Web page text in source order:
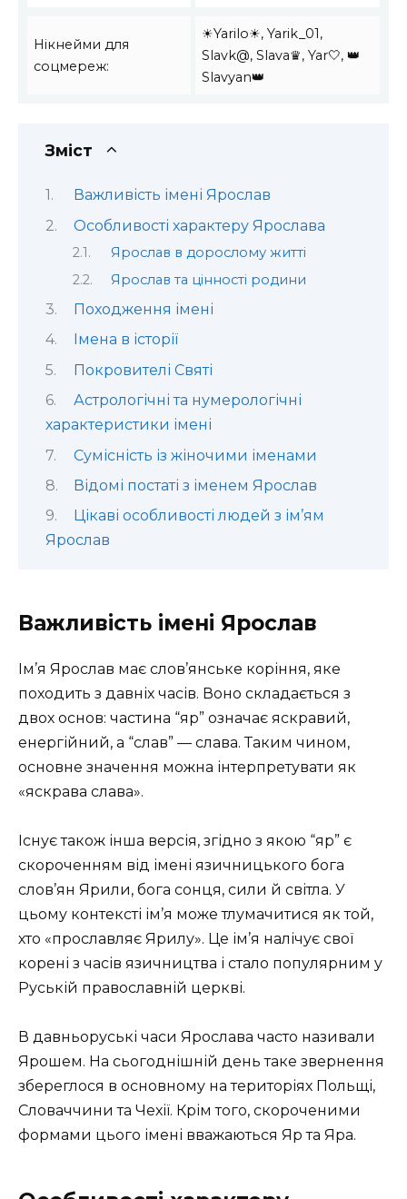
Нікнейми для
соцмереж:
☀Yarilo☀, Yarik_01,
Slavk@, Slava♛, Yar🤍, 👑
Slavyan👑
Зміст
Важливість імені Ярослав
Особливості характеру Ярослава
Ярослав в дорослому житті
Ярослав та цінності родини
Походження імені
Імена в історії
Покровителі Святі
Астрологічні та нумерологічні
характеристики імені
Сумісність із жіночими іменами
Відомі постаті з іменем Ярослав
Цікаві особливості людей з ім’ям
Ярослав
Важливість імені Ярослав
Ім’я Ярослав має слов’янське коріння, яке
походить з давніх часів. Воно складається з
двох основ: частина “яр” означає яскравий,
енергійний, а “слав” — слава. Таким чином,
основне значення можна інтерпретувати як
«яскрава слава».
Існує також інша версія, згідно з якою “яр” є
скороченням від імені язичницького бога
слов’ян Ярили, бога сонця, сили й світла. У
цьому контексті ім’я може тлумачитися як той,
хто «прославляє Ярилу». Це ім’я налічує свої
корені з часів язичництва і стало популярним у
Руській православній церкві.
В давньоруські часи Ярослава часто називали
Ярошем. На сьогоднішній день таке звернення
збереглося в основному на територіях Польщі,
Словаччини та Чехії. Крім того, скороченими
формами цього імені вважаються Яр та Яра.